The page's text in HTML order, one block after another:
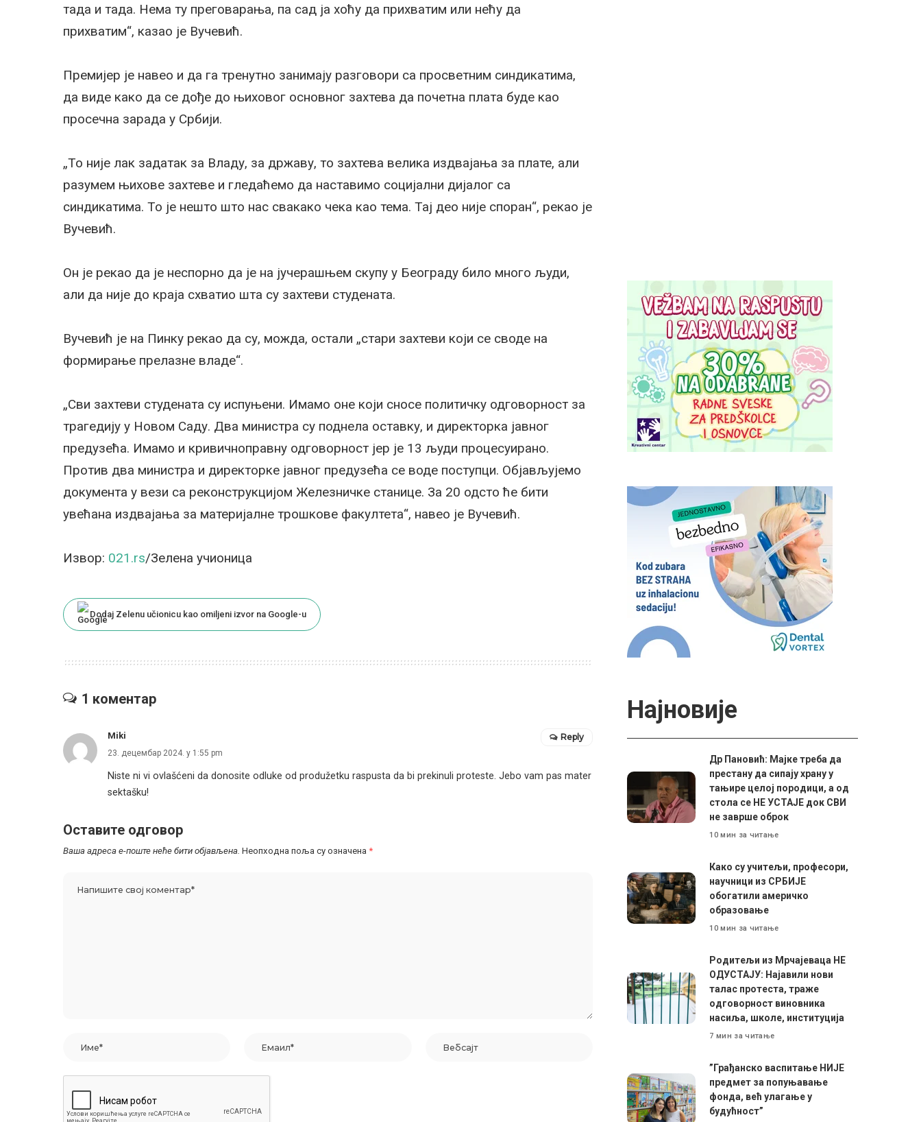
тада и тада. Нема ту преговарања, па сад ја хоћу да прихватим или нећу да
прихватим“, казао је Вучевић.
Премијер је навео и да га тренутно занимају разговори са просветним синдикатима,
да виде како да се дође до њиховог основног захтева да почетна плата буде као
просечна зарада у Србији.
„То није лак задатак за Владу, за државу, то захтева велика издвајања за плате, али
разумем њихове захтеве и гледаћемо да наставимо социјални дијалог са
синдикатима. То је нешто што нас свакако чека као тема. Тај део није споран“, рекао је
Вучевић.
Он је рекао да је неспорно да је на јучерашњем скупу у Београду било много људи,
али да није до краја схватио шта су захтеви студената.
Вучевић је на Пинку рекао да су, можда, остали „стари захтеви који се своде на
формирање прелазне владе“.
„Сви захтеви студената су испуњени. Имамо оне који сносе политичку одговорност за
трагедију у Новом Саду. Два министра су поднела оставку, и директорка јавног
предузећа. Имамо и кривичноправну одговорност јер је 13 људи процесуирано.
Против два министра и директорке јавног предузећа се воде поступци. Објављујемо
документа у вези са реконструкцијом Железничке станице. За 20 одсто ће бити
увећана издвајања за материјалне трошкове факултета“, навео је Вучевић.
Извор: 021.rs/Зелена учионица
Dodaj Zelenu učionicu kao omiljeni izvor na Google-u
1 коментар
Miki
23. децембар 2024. у 1:55 pm
Niste ni vi ovlašćeni da donosite odluke od produžetku raspusta da bi prekinuli proteste. Jebo vam pas mater
sektašku!
Reply
Оставите одговор
Ваша адреса е-поште неће бити објављена. Неопходна поља су означена *
Најновије
Др Пановић: Мајке треба да
престану да сипају храну у
тањире целој породици, а од
стола се НЕ УСТАЈЕ док СВИ
не заврше оброк
10 мин за читање
Како су учитељи, професори,
научници из СРБИЈЕ
обогатили америчко
образовање
10 мин за читање
Родитељи из Мрчајеваца НЕ
ОДУСТАЈУ: Најавили нови
талас протеста, траже
одговорност виновника
насиља, школе, институција
7 мин за читање
”Грађанско васпитање НИЈЕ
предмет за попуњавање
фонда, већ улагање у
будућност”